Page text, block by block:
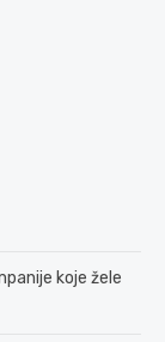
koje žele